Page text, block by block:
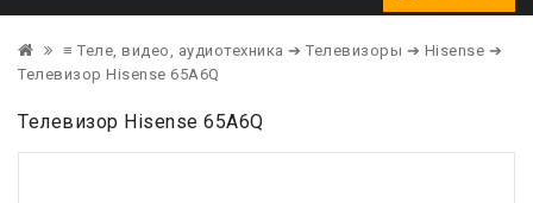
≡ Теле, видео, аудиотехника ➔ Телевизоры ➔ Hisense ➔
Телевизор Hisense 65A6Q
Телевизор Hisense 65A6Q